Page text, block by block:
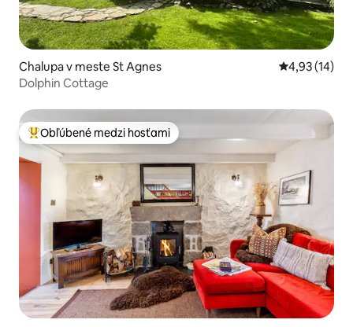
Chalupa v meste St Agnes Priemerné
4,93 (14)
Dolphin Cottage
Najobľúbenejšie medzi hosťami
Obľúbené medzi hosťami